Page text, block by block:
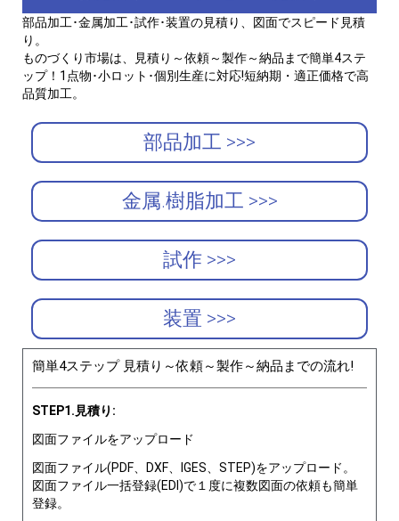
部品加工･金属加工･試作･装置の見積り、図面でスピード見積
り。
ものづくり市場は、見積り～依頼～製作～納品まで簡単4ステ
ップ！1点物･小ロット･個別生産に対応!短納期・適正価格で高
品質加工。
部品加工 >>>
金属.樹脂加工 >>>
試作 >>>
装置 >>>
簡単4ステップ 見積り～依頼～製作～納品までの流れ!
STEP1.見積り:
図面ファイルをアップロード
図面ファイル(PDF、DXF、IGES、STEP)をアップロード。
図面ファイル一括登録(EDI)で１度に複数図面の依頼も簡単
登録。